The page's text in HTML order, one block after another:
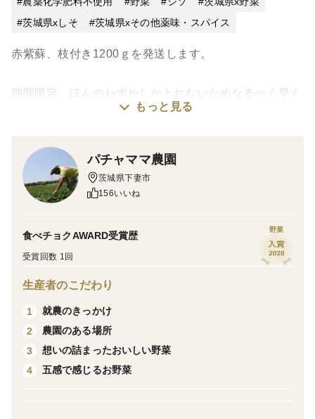
茨城県xしそ
茨城県xその他薬味・スパイス
赤紫蘇、枝付き1200ｇを発送します。
期間限定、ほんのわずかしかとれないためなるべく早く
紫蘇ジュース、梅干し、ふりかけなどにいかがでしょう
か。
タイミングによっては即日発送させて頂きます!
クール便発送となります。
別容量も出品しています。増量希望はコメントお願い致
します。
虫がいないかひとつひとつチェックしていますが、見逃
しがあるかもしれません。
もっと見る
パチャママ農園
茨城県下妻市
156いいね
食べチョクAWARD受賞歴
受賞回数 1回
野菜
生産者のこだわり
1
就農のきっかけ
2
農園のある場所
3
想いの詰まったおいしい野菜
4
五感で感じるお野菜